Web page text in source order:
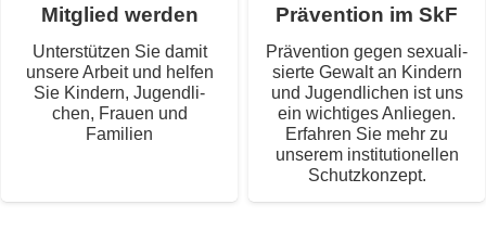
Mit­glied werden
Unter­stüt­zen Sie damit
unsere Arbeit und hel­fen
Sie Kin­dern, Jugend­li­
chen, Frauen und
Familien
Prä­ven­tion im SkF
Prä­ven­tion gegen sexua­li­
sierte Gewalt an Kin­dern
und Jugend­li­chen ist uns
ein wich­ti­ges Anlie­gen.
Erfah­ren Sie mehr zu
unse­rem insti­tu­tio­nel­len
Schutzkonzept.